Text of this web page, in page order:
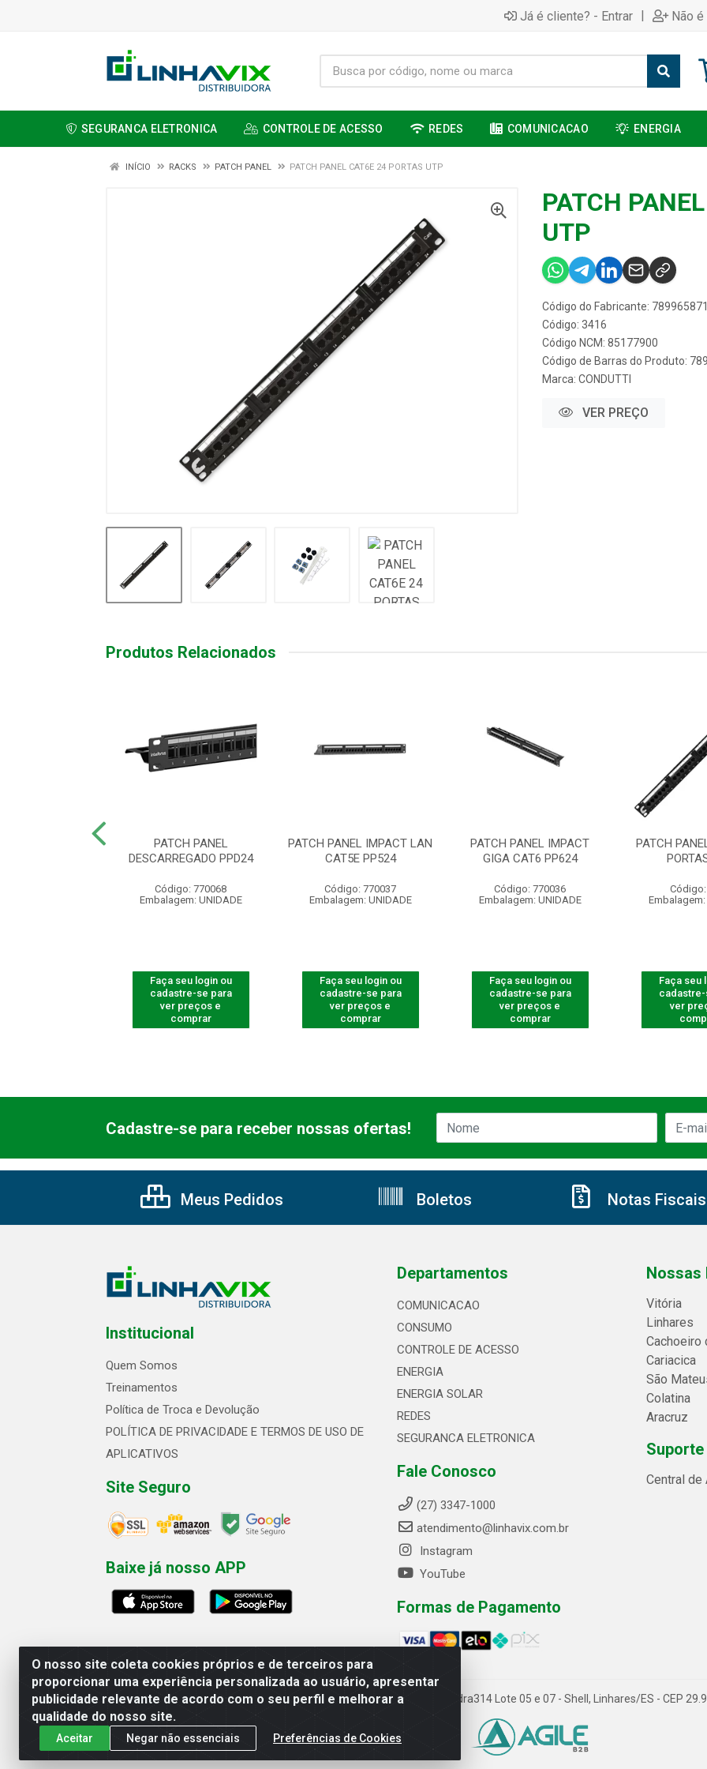
Já é cliente? - Entrar | Não
SEGURANCA ELETRONICA CONTROLE DE ACESSO REDES COMUNICACAO ENERGIA
INÍCIO RACKS PATCH PANEL PATCH PANEL CAT6E 24 PORTAS UTP
PATCH
UTP
Código do Fabricante:
Código: 3416
Código NCM: 85177900
Código de Barras do Produto:
Marca: CONDUTTI
VER PREÇO
Produtos Relacionados
PATCH PANEL
DESCARREGADO PPD24
Código: 770068
Embalagem: UNIDADE
Faça seu login ou
cadastre-se para
ver preços e
comprar
PATCH PANEL IMPACT LAN
CAT5E PP524
Código: 770037
Embalagem: UNIDADE
Faça seu login ou
cadastre-se para
ver preços e
comprar
PATCH PANEL IMPACT
GIGA CAT6 PP624
Código: 770036
Embalagem: UNIDADE
Faça seu login ou
cadastre-se para
ver preços e
comprar
PATCH
Embalagem:
Faça seu
ver
O nosso site coleta cookies próprios e de terceiros para
proporcionar uma experiência personalizada ao usuário, apresentar
publicidade relevante de acordo com o seu perfil e melhorar a
qualidade do nosso site.
Aceitar Negar não essenciais Preferências de Cookies
Cadastre-se para receber nossas ofertas!
Meus Pedidos Boletos Notas Fiscais
Institucional
Quem Somos
Treinamentos
Política de Troca e Devolução
POLÍTICA DE PRIVACIDADE E TERMOS DE USO DE
APLICATIVOS
Site Seguro
Baixe já nosso APP
Departamentos
COMUNICACAO
CONSUMO
CONTROLE DE ACESSO
ENERGIA
ENERGIA SOLAR
REDES
SEGURANCA ELETRONICA
Fale Conosco
(27) 3347-1000
atendimento@linhavix.com.br
Instagram
YouTube
Formas de Pagamento
Nossas
Vitória
Linhares
Cachoeiro
Cariacica
São
Colatina
Aracruz
Central de
Linhavix Distribuidora LTDA - Avenida Alegre, 2521 - Quadra314 Lote 05 e 07 - Shell, Linhares/ES - CEP